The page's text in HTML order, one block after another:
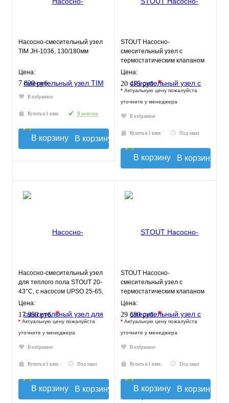
Насосно-смесительный узел
TIM JH-1036, 130/180мм
Цена:
7 820 руб.
В избранное
Купить в 1 клик В наличии
В корзину
STOUT Насосно-
смесительный узел с
термостатическим клапаном
30-60°C, без насоса
Цена:
20 475 руб.*
* Актуальную цену пожалуйста
уточните у менеджера
В избранное
Купить в 1 клик Под заказ
В корзину
Насосно-смесительный узел
для теплого пола STOUT 20-
43°C, с насосом UPSO 25-65,
130 mm
Цена:
17 350 руб.*
* Актуальную цену пожалуйста
уточните у менеджера
В избранное
Купить в 1 клик Под заказ
В корзину
STOUT Насосно-
смесительный узел с
термостатическим клапаном
30-60°C, с насосом UPSO 25-
Цена:
29 630 руб.*
* Актуальную цену пожалуйста
уточните у менеджера
В избранное
Купить в 1 клик Под заказ
В корзину